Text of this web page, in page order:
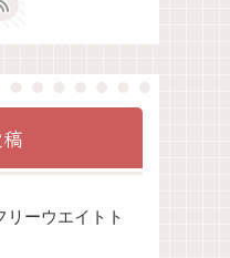
リーウエイトト